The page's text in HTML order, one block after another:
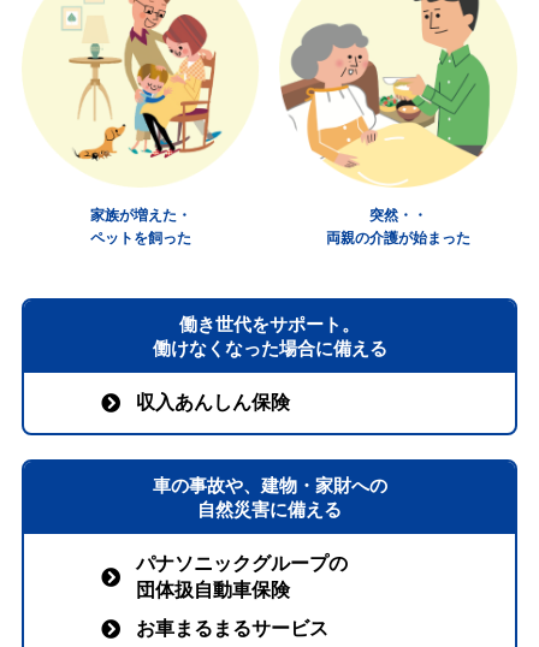
家族が増えた・
ペットを飼った
突然・・
両親の介護が始まった
働き世代をサポート。
働けなくなった場合に備える
収入あんしん保険
車の事故や、建物・家財への
自然災害に備える
パナソニックグループの
団体扱自動車保険
お車まるまるサービス